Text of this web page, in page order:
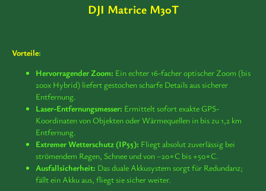
DJI Matrice M30T
Vorteile:
Hervorragender Zoom: Ein echter 16-facher optischer Zoom (bis
200x Hybrid) liefert gestochen scharfe Details aus sicherer
Entfernung.
Laser-Entfernungsmesser: Ermittelt sofort exakte GPS-
Koordinaten von Objekten oder Wärmequellen in bis zu 1,2 km
Entfernung.
Extremer Wetterschutz (IP55): Fliegt absolut zuverlässig bei
strömendem Regen, Schnee und von−20∘C bis+50∘C.
Ausfallsicherheit: Das duale Akkusystem sorgt für Redundanz;
fällt ein Akku aus, fliegt sie sicher weiter.